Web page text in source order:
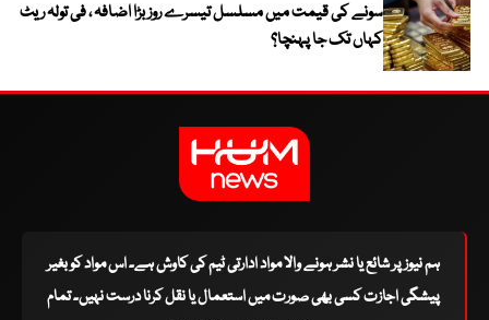
سونے کی قیمت میں مسلسل تیسرے روز بڑا اضافہ ، فی تولہ ریٹ
کہاں تک جا پہنچا؟
ہم نیوز پر شائع یا نشر ہونے والا مواد ادارتی ٹیم کی کاوش ہے۔ اس مواد کو بغیر
پیشگی اجازت کسی بھی صورت میں استعمال یا نقل کرنا درست نہیں۔ تمام